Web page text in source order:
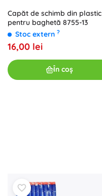
Capăt de schimb din plastic
pentru baghetă 8755-13
Stoc extern ?
16,00 lei
În coș